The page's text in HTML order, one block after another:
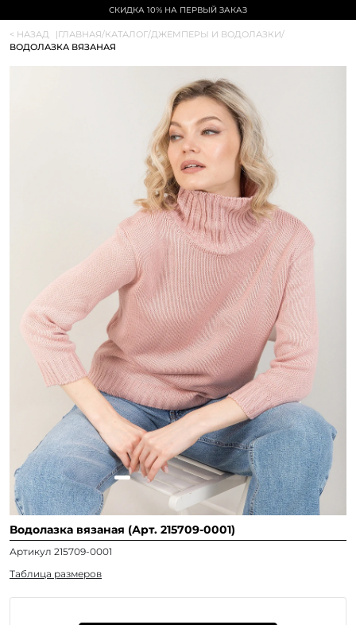
СКИДКА 10% НА ПЕРВЫЙ ЗАКАЗ
< НАЗАД |ГЛАВНАЯ/КАТАЛОГ/ДЖЕМПЕРЫ И ВОДОЛАЗКИ/
ВОДОЛАЗКА ВЯЗАНАЯ
Водолазка вязаная (Арт. 215709-0001)
Артикул 215709-0001
Таблица размеров